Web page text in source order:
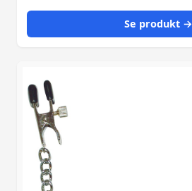
Se produkt →